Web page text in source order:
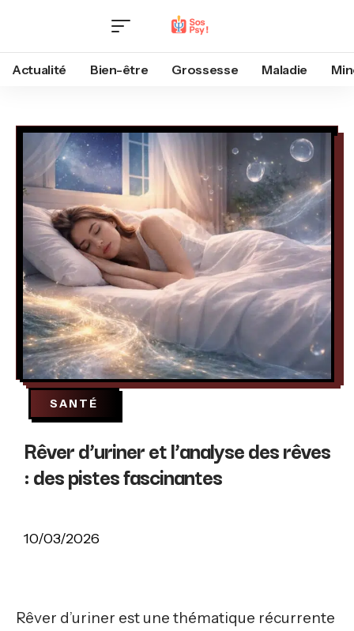
Actualité Bien-être Grossesse Maladie
SANTÉ
Rêver d’uriner et l’analyse des rêves
: des pistes fascinantes
10/03/2026
Rêver d’uriner est une thématique récurrente